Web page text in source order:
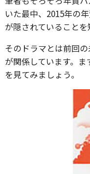
いた最中、2015年の
が隠されていることを
そのドラマとは前回
が関係しています。ま
を見てみましょう。